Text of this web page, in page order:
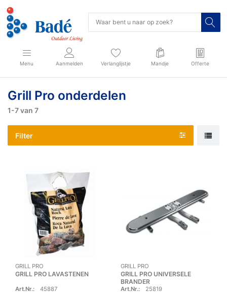
Menu Aanmelden Verlanglijstje Mandje Offerte
Grill Pro onderdelen
1-7van 7
Filter
GRILL PRO
GRILL PRO LAVASTENEN
Art.Nr.: 45887
GRILL PRO
GRILL PRO UNIVERSELE
BRANDER
Art.Nr.: 25819